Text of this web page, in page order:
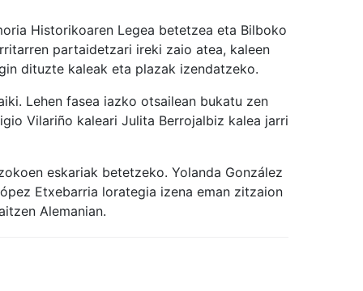
Historikoaren Legea betetzea eta Bilboko
partaidetzari ireki zaio atea, kaleen
dituzte kaleak eta plazak izendatzeko.
Lehen fasea iazko otsailean bukatu zen
Vilariño kaleari Julita Berrojalbiz kalea jarri
eskariak betetzeko. Yolanda González
Etxebarria lorategia izena eman zitzaion
Alemanian.